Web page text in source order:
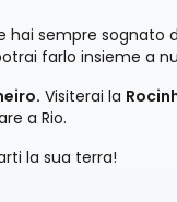
hai sempre sognato
farlo insieme a
Visiterai la
a Rio.
la sua terra!